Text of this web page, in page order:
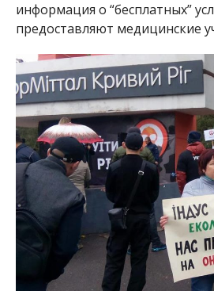
информация о “бесплатных”
предоставляют медицинские